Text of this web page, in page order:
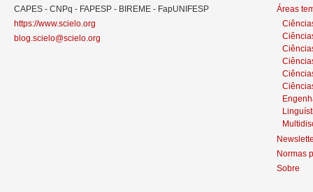
CAPES - CNPq - FAPESP - BIREME - FapUNIFESP
https://www.scielo.org
blog.scielo@scielo.org
Áreas
Normas
Sobre